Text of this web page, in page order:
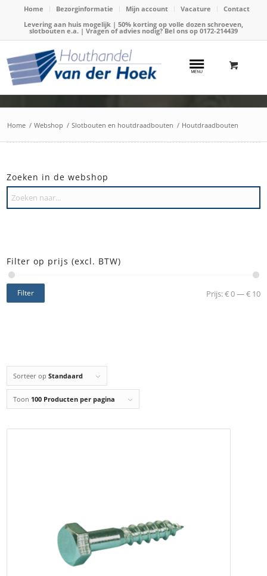
Home Bezorginformatie Mijn account Vacature
Contact
Levering aan huis mogelijk | 50% korting op volle dozen schroeven,
slotbouten e.a. | Vragen of advies nodig? Bel ons op 0172-214439
Home / Webshop / Slotbouten en houtdraadbouten / Houtdraadbouten
Sorteer opStandaard
Toon 100 Producten per pagina
Zoeken in de webshop
Filter op prijs (excl. BTW)
Filter Prijs:€ 0—€ 10